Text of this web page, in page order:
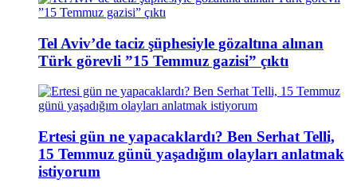
Tel Aviv’de taciz şüphesiyle gözaltına alınan
Türk görevli ”15 Temmuz gazisi” çıktı
Ertesi gün ne yapacaklardı? Ben Serhat Telli,
15 Temmuz günü yaşadığım olayları anlatmak
istiyorum